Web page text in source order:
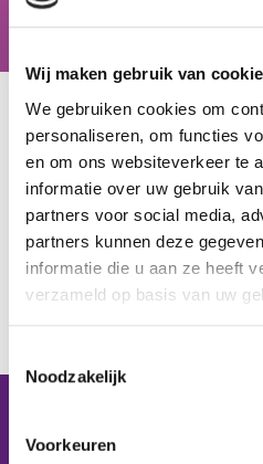
Wij maken gebruik van
We gebruiken cookies om
personaliseren, om functies
en om ons websiteverkeer te
informatie over uw gebruik
partners voor social media,
partners kunnen deze
informatie die u aan ze heeft
verzameld op basis van uw
Noodzakelijk
Voorkeuren
Hiske van der Zweep, docent
U bevindt zich hier:Home/ Onze
Beroepencollege
Stad & Esch &
MEPPEL
Contactgegevens